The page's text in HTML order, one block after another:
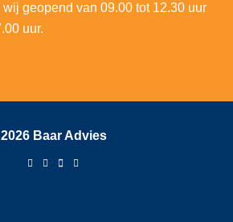
geopend van 09.00 tot 12.30 uur
uur.
2026 Baar Advies